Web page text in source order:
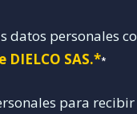
datos personales
SAS.**
para recibir